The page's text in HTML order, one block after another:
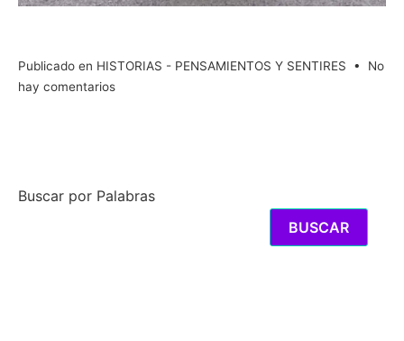
Publicado en HISTORIAS - PENSAMIENTOS Y SENTIRES • No
hay comentariosen
Buscar por Palabras
BUSCAR